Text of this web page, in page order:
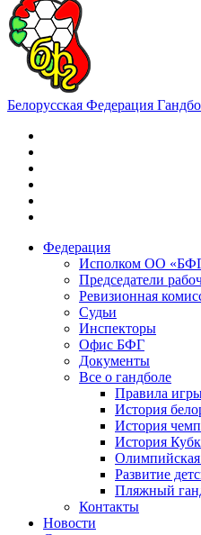
Белорусская Федерация
Федерация
Исполком ОО
Председатели
Ревизионная
Судьи
Инспекторы
Офис БФГ
Документы
Все о гандболе
Правила
История
История
История
Олимпийская
Развитие
Пляжный
Контакты
Новости